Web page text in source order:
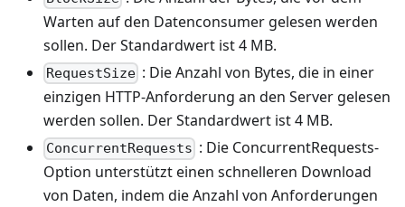
Warten auf den Datenconsumer gelesen werden
sollen. Der Standardwert ist 4 MB.
RequestSize : Die Anzahl von Bytes, die in einer
einzigen HTTP-Anforderung an den Server gelesen
werden sollen. Der Standardwert ist 4 MB.
ConcurrentRequests : Die ConcurrentRequests-
Option unterstützt einen schnelleren Download
von Daten, indem die Anzahl von Anforderungen